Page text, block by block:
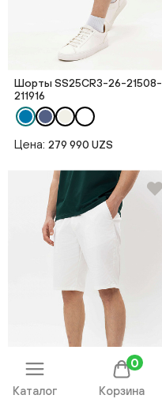
Шорты SS25CR3-26-21508-
211916
Цена: 279 990 UZS
Каталог Корзина
0